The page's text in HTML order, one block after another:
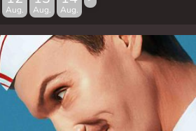
Aug. Aug. Aug.